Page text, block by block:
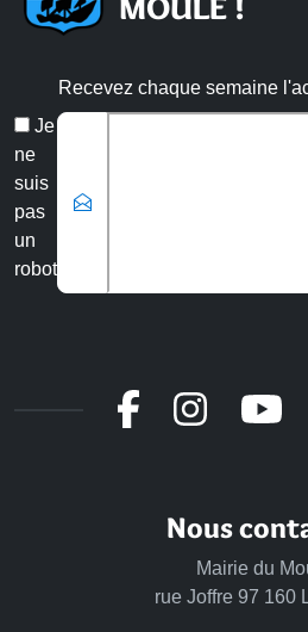
Recevez chaque semaine
Je
ne
suis
pas
un
robot
Veuillez laisser ce champ vide
Email
Nous
Mairie du
rue Joffre 97 160